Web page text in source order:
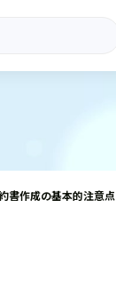
書作成の基本的注意点